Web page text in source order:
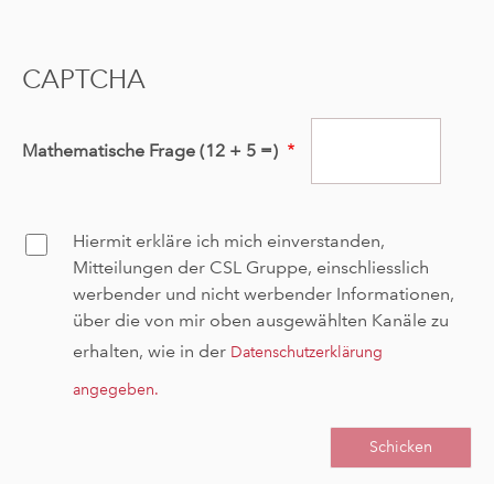
CAPTCHA
Mathematische Frage (12 + 5 =)
ConfirmHiermit erkläre ich mich einverstanden,
Mitteilungen der CSL Gruppe, einschliesslich
werbender und nicht werbender Informationen,
über die von mir oben ausgewählten Kanäle zu
erhalten, wie in der Datenschutzerklärung
angegeben.